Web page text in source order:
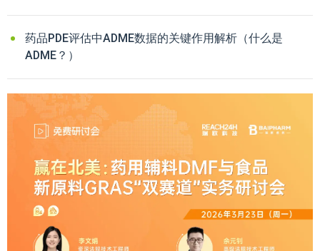
药品PDE评估中ADME数据的关键作用解析（什么是
ADME？）